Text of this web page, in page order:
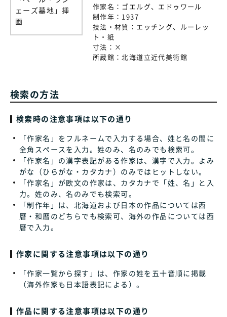
作家名： ゴエルグ、エドゥワール
制作年： 1937
技法・材質： エッチング、ルーレッ
ト・紙
寸法： ×
所蔵館：北海道立近代美術館
検索の方法
検索時の注意事項は以下の通り
「作家名」をフルネームで入力する場合、姓と名の間に
全角スペースを入力。姓のみ、名のみでも検索可。
「作家名」の漢字表記がある作家は、漢字で入力。よみ
がな（ひらがな・カタカナ）のみではヒットしない。
「作家名」が欧文の作家は、カタカナで「姓、名」と入
力。姓のみ、名のみでも検索可。
「制作年」は、北海道および日本の作品については西
暦・和暦のどちらでも検索可、海外の作品については西
暦で入力。
作家に関する注意事項は以下の通り
「作家一覧から探す」は、作家の姓を五十音順に掲載
（海外作家も日本語表記による）。
作品に関する注意事項は以下の通り